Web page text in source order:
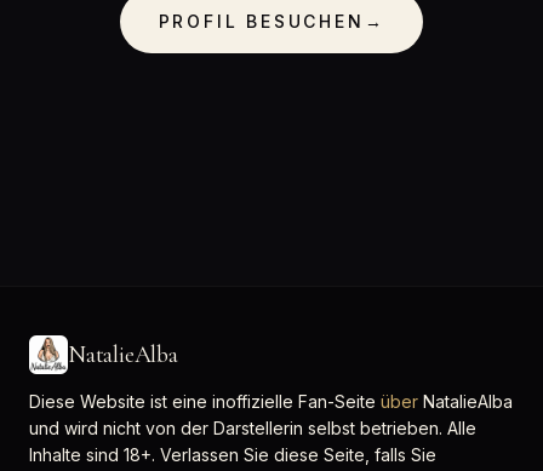
PROFIL BESUCHEN →
NatalieAlba
Diese Website ist eine inoffizielle Fan-Seite über NatalieAlba
und wird nicht von der Darstellerin selbst betrieben. Alle
Inhalte sind 18+. Verlassen Sie diese Seite, falls Sie